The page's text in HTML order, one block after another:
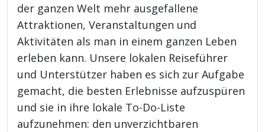
der ganzen Welt mehr ausgefallene
Attraktionen, Veranstaltungen und
Aktivitäten als man in einem ganzen Leben
erleben kann. Unsere lokalen Reiseführer
und Unterstützer haben es sich zur Aufgabe
gemacht, die besten Erlebnisse aufzuspüren
und sie in ihre lokale To-Do-Liste
aufzunehmen: den unverzichtbaren